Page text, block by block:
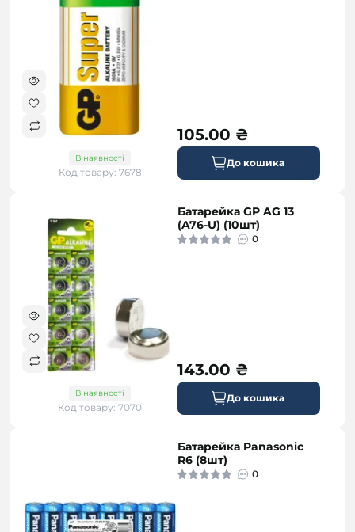
В наявності
Код товару: 7678
105.00 ₴
До кошика
В наявності
Код товару: 7070
Батарейка GP AG 13
(A76-U) (10шт)
0
143.00 ₴
До кошика
Батарейка Panasonic
R6 (8шт)
0